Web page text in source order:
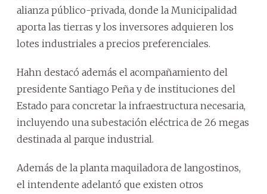
alianza público-privada, donde la Municipalidad
aporta las tierras y los inversores adquieren los
lotes industriales a precios preferenciales.
Hahn destacó además el acompañamiento del
presidente Santiago Peña y de instituciones del
Estado para concretar la infraestructura necesaria,
incluyendo una subestación eléctrica de 26 megas
destinada al parque industrial.
Además de la planta maquiladora de langostinos,
el intendente adelantó que existen otros